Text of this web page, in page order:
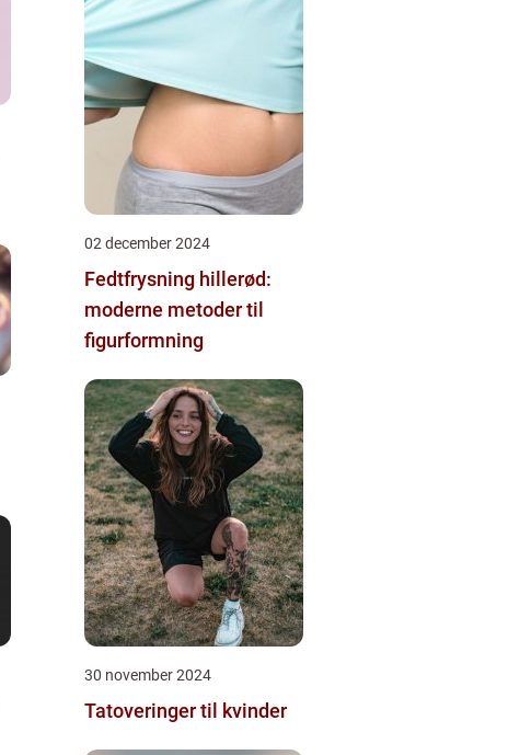
02 december 2024
Fedtfrysning hillerød:
moderne metoder til
figurformning
30 november 2024
Tatoveringer til kvinder